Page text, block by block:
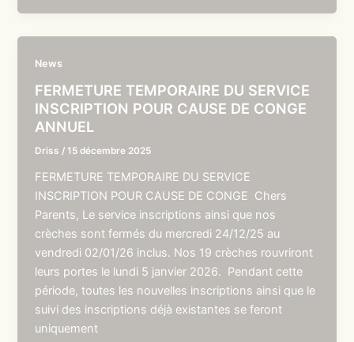
News
FERMETURE TEMPORAIRE DU SERVICE
INSCRIPTION POUR CAUSE DE CONGE
ANNUEL
Driss /15 décembre 2025
FERMETURE TEMPORAIRE DU SERVICE
INSCRIPTION POUR CAUSE DE CONGE Chers
Parents, Le service inscriptions ainsi que nos
crèches sont fermés du mercredi 24/12/25 au
vendredi 02/01/26 inclus. Nos 19 crèches rouvriront
leurs portes le lundi 5 janvier 2026. Pendant cette
période, toutes les nouvelles inscriptions ainsi que le
suivi des inscriptions déjà existantes se feront
uniquement